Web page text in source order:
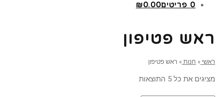
0 פריטים ₪0.00
ראש פטיפון
ראשי » חנות » ראש פטיפון
מציגים את כל ⁦5⁩ התוצאות